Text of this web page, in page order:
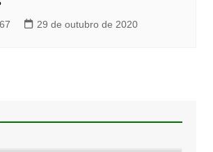
29 de outubro de 2020